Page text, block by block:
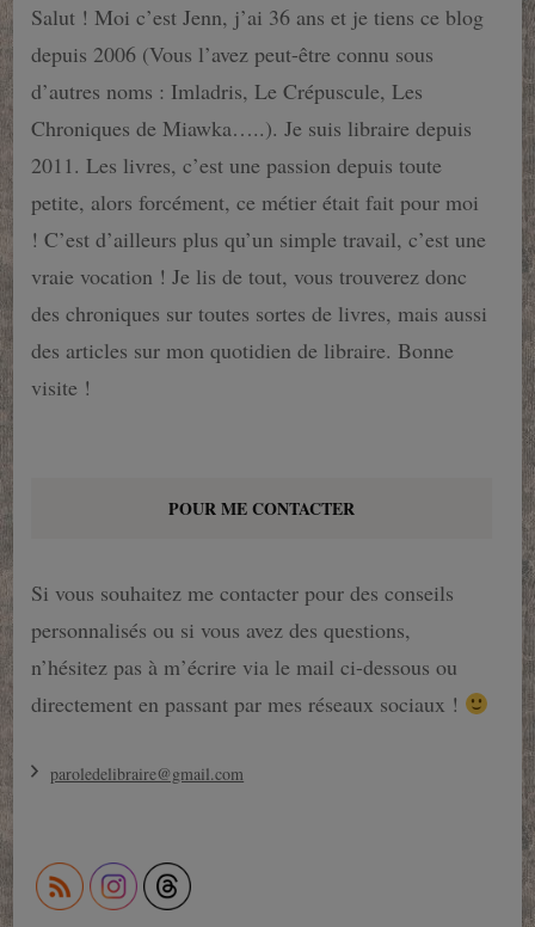
Salut ! Moi c’est Jenn, j’ai 36 ans et je tiens ce blog
depuis 2006 (Vous l’avez peut-être connu sous
d’autres noms : Imladris, Le Crépuscule, Les
Chroniques de Miawka…..). Je suis libraire depuis
2011. Les livres, c’est une passion depuis toute
petite, alors forcément, ce métier était fait pour moi
! C’est d’ailleurs plus qu’un simple travail, c’est une
vraie vocation ! Je lis de tout, vous trouverez donc
des chroniques sur toutes sortes de livres, mais aussi
des articles sur mon quotidien de libraire. Bonne
visite !
POUR ME CONTACTER
Si vous souhaitez me contacter pour des conseils
personnalisés ou si vous avez des questions,
n’hésitez pas à m’écrire via le mail ci-dessous ou
directement en passant par mes réseaux sociaux !
paroledelibraire@gmail.com